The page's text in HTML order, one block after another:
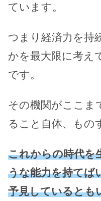
ています。
つまり経済力を持
かを最大限に考え
です。
その機関がここま
ること自体、もの
これからの時代を
うな能力を持てば
予見しているとも